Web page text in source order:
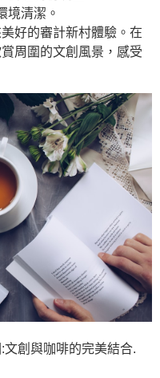
境清潔。
好的審計新村體驗。在
周圍的文創風景，感受
創與咖啡的完美結合.